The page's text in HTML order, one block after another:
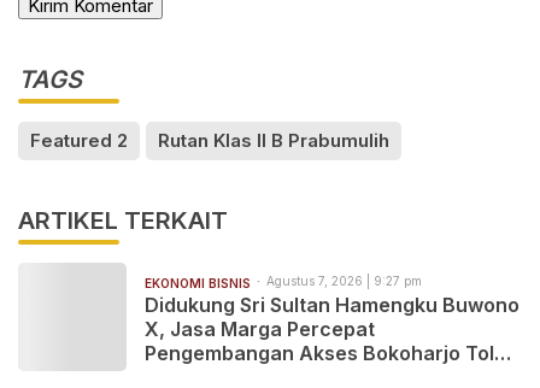
TAGS
Featured 2 Rutan Klas II B Prabumulih
ARTIKEL TERKAIT
EKONOMI BISNIS Agustus 7, 2026 | 9:27 pm
Didukung Sri Sultan Hamengku Buwono
X, Jasa Marga Percepat
Pengembangan Akses Bokoharjo Tol